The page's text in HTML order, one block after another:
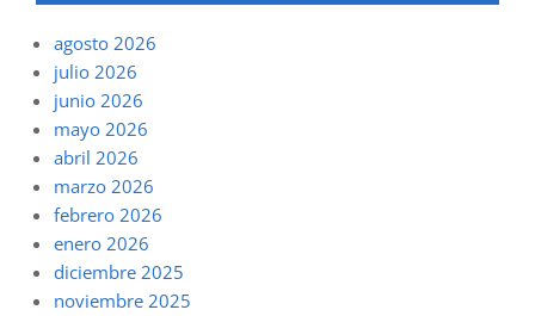
agosto 2026
julio 2026
junio 2026
mayo 2026
abril 2026
marzo 2026
febrero 2026
enero 2026
diciembre 2025
noviembre 2025